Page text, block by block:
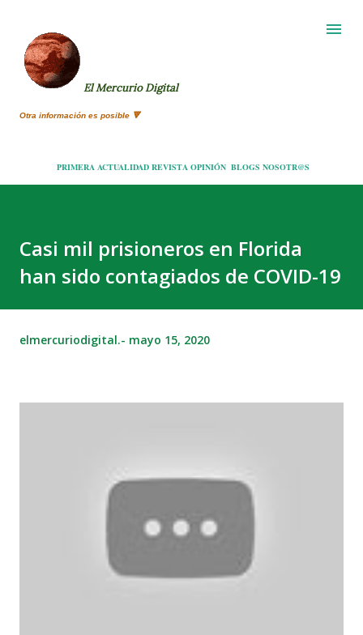
El Mercurio Digital
Otra información es posible 🔻
PRIMERA ACTUALIDAD REVISTA OPINIÓN BLOGS NOSOTR@S
Casi mil prisioneros en Florida
han sido contagiados de COVID-19
elmercuriodigital.- mayo 15, 2020